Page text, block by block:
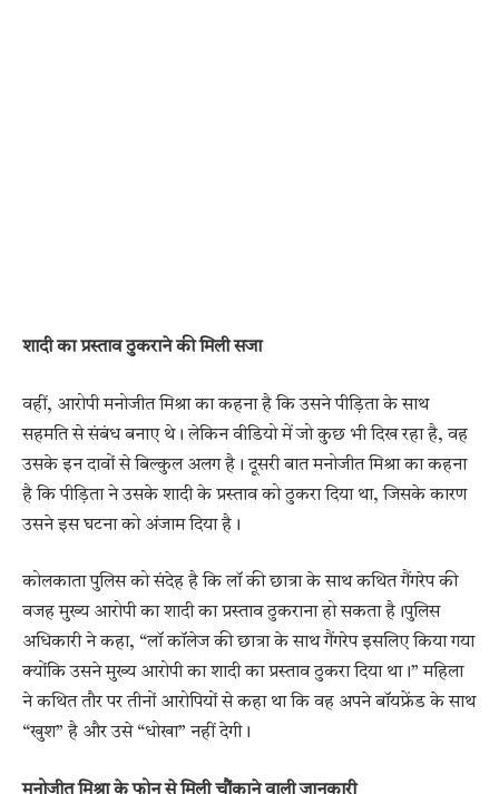
शादी का प्रस्ताव ठुकराने की मिली सजा
वहीं, आरोपी मनोजीत मिश्रा का कहना है कि उसने पीड़िता के साथ
सहमति से संबंध बनाए थे। लेकिन वीडियो में जो कुछ भी दिख रहा है, वह
उसके इन दावों से बिल्कुल अलग है। दूसरी बात मनोजीत मिश्रा का कहना
है कि पीड़िता ने उसके शादी के प्रस्ताव को ठुकरा दिया था, जिसके कारण
उसने इस घटना को अंजाम दिया है।
कोलकाता पुलिस को संदेह है कि लॉ की छात्रा के साथ कथित गैंगरेप की
वजह मुख्य आरोपी का शादी का प्रस्ताव ठुकराना हो सकता है।पुलिस
अधिकारी ने कहा, “लॉ कॉलेज की छात्रा के साथ गैंगरेप इसलिए किया गया
क्योंकि उसने मुख्य आरोपी का शादी का प्रस्ताव ठुकरा दिया था।” महिला
ने कथित तौर पर तीनों आरोपियों से कहा था कि वह अपने बॉयफ्रेंड के साथ
“खुश” है और उसे “धोखा” नहीं देगी।
मनोजीत मिश्रा के फोन से मिली चौंकाने वाली जानकारी